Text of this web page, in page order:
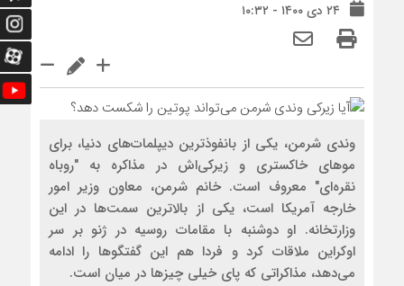
۲۴ دی ۱۴۰۰ - ۱۰:۳۲
وندی شرمن، یکی از بانفوذترین دیپلمات‌های دنیا، برای
موهای خاکستری و زیرکی‌اش در مذاکره به "روباه
نقره‌ای" معروف است. خانم شرمن، معاون وزیر امور
خارجه آمریکا است، یکی از بالاترین سمت‌ها در این
وزارتخانه. او دوشنبه با مقامات روسیه در ژنو بر سر
اوکراین ملاقات کرد و فردا هم این گفتگوها را ادامه
می‌دهد، مذاکراتی که پای خیلی چیزها در میان است.